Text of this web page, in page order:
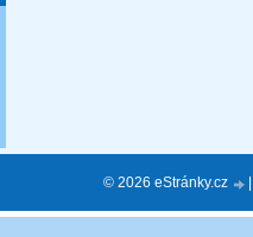
© 2026 eStránky.cz